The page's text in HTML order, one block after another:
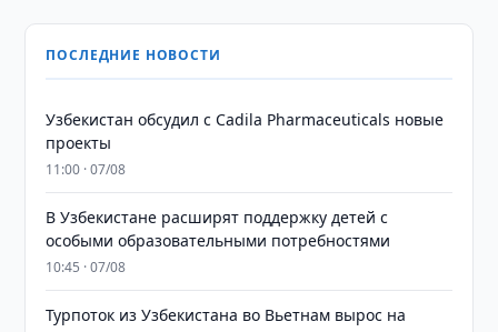
ПОСЛЕДНИЕ НОВОСТИ
Узбекистан обсудил с Cadila Pharmaceuticals новые
проекты
11:00 · 07/08
В Узбекистане расширят поддержку детей с
особыми образовательными потребностями
10:45 · 07/08
Турпоток из Узбекистана во Вьетнам вырос на